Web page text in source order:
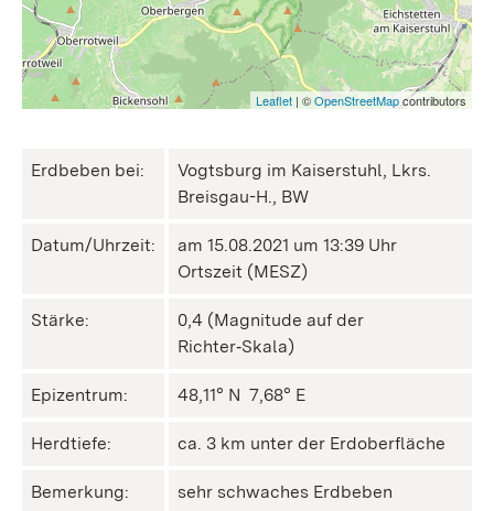
Leaflet | ©OpenStreetMapcontributors
Erdbeben bei:
Vogtsburg im Kaiserstuhl, Lkrs.
Breisgau-H., BW
Datum/Uhrzeit:
am 15.08.2021 um 13:39 Uhr
Ortszeit (MESZ)
Stärke:
0,4 (Magnitude auf der
Richter‑Skala)
Epizentrum: 48,11° N ㅤ 7,68° E
Herdtiefe: ca. 3 km unter der Erdoberfläche
Bemerkung: sehr schwaches Erdbeben